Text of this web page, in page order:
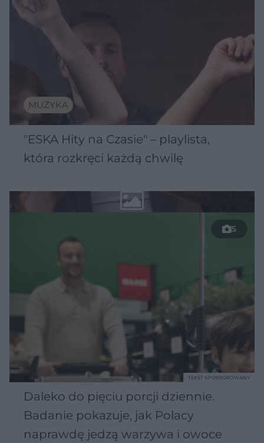
MUZYKA
"ESKA Hity na Czasie" – playlista,
która rozkręci każdą chwilę
5
Daleko do pięciu porcji dziennie.
Badanie pokazuje, jak Polacy
naprawdę jedzą warzywa i owoce
TEKST SPONSOROWANY